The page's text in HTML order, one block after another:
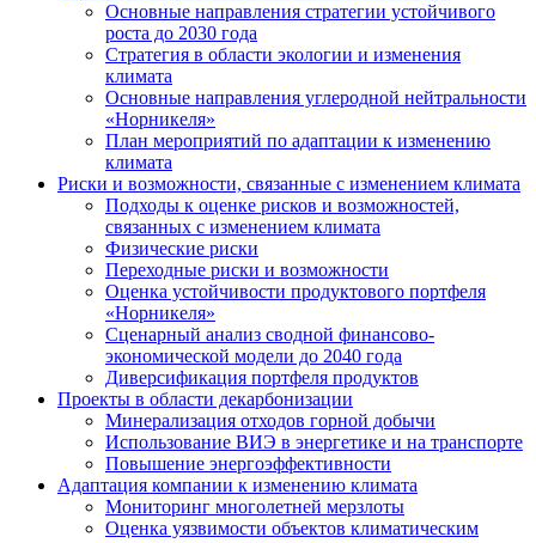
Основные направления стратегии устойчивого
роста до 2030 года
Стратегия в области экологии и изменения
климата
Основные направления углеродной нейтральности
«Норникеля»
План мероприятий по адаптации к изменению
климата
Риски и возможности, связанные с изменением климата
Подходы к оценке рисков и возможностей,
связанных с изменением климата
Физические риски
Переходные риски и возможности
Оценка устойчивости продуктового портфеля
«Норникеля»
Сценарный анализ сводной финансово-
экономической модели до 2040 года
Диверсификация портфеля продуктов
Проекты в области декарбонизации
Минерализация отходов горной добычи
Использование ВИЭ в энергетике и на транспорте
Повышение энергоэффективности
Адаптация компании к изменению климата
Мониторинг многолетней мерзлоты
Оценка уязвимости объектов климатическим